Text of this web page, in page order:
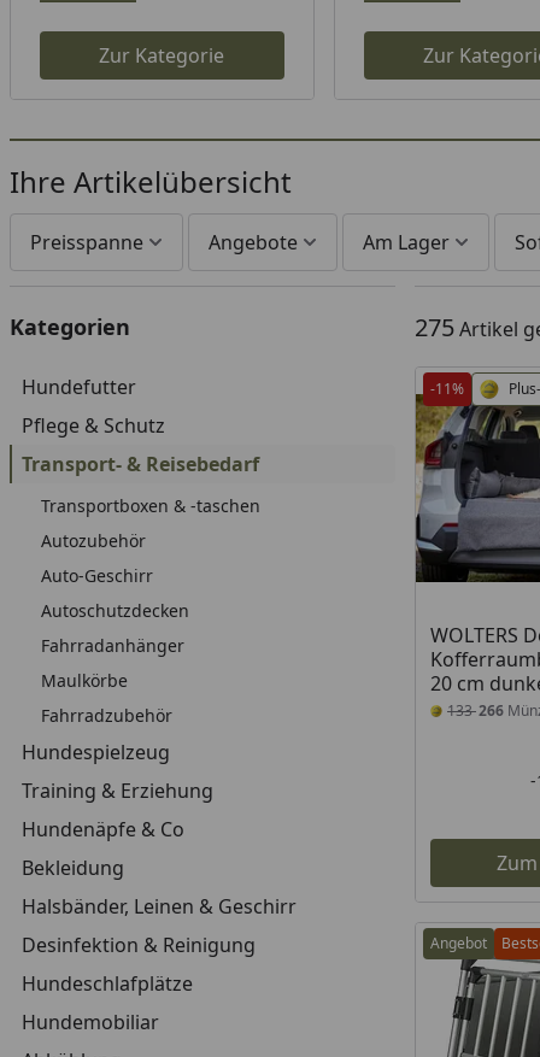
Zur Kategorie Zur
Ihre Artikelübersicht
Preisspanne Angebote Am Lager
Kategorien
Hundefutter
Pflege & Schutz
Transport- & Reisebedarf
Transportboxen & -taschen
Autozubehör
Auto-Geschirr
Autoschutzdecken
Fahrradanhänger
Maulkörbe
Fahrradzubehör
Hundespielzeug
Training & Erziehung
Hundenäpfe & Co
Bekleidung
Halsbänder, Leinen & Geschirr
Desinfektion & Reinigung
Hundeschlafplätze
Hundemobiliar
275Artikel
-11%
WOLTERS
20 cm
133266
-
Angebot